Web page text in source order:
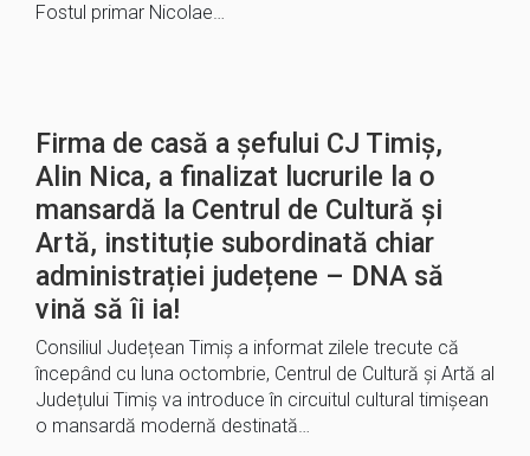
Fostul primar Nicolae…
Firma de casă a șefului CJ Timiș,
Alin Nica, a finalizat lucrurile la o
mansardă la Centrul de Cultură și
Artă, instituție subordinată chiar
administrației județene – DNA să
vină să îi ia!
Consiliul Județean Timiș a informat zilele trecute că
începând cu luna octombrie, Centrul de Cultură și Artă al
Județului Timiș va introduce în circuitul cultural timișean
o mansardă modernă destinată…